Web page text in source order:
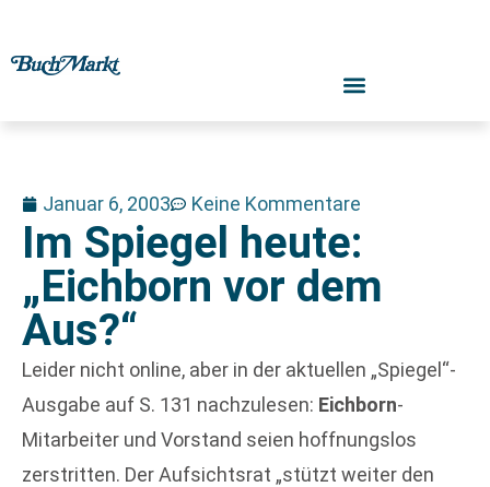
Januar 6, 2003 Keine Kommentare
Im Spiegel heute:
„Eichborn vor dem
Aus?“
Leider nicht online, aber in der aktuellen „Spiegel“-
Ausgabe auf S. 131 nachzulesen: Eichborn-
Mitarbeiter und Vorstand seien hoffnungslos
zerstritten. Der Aufsichtsrat „stützt weiter den